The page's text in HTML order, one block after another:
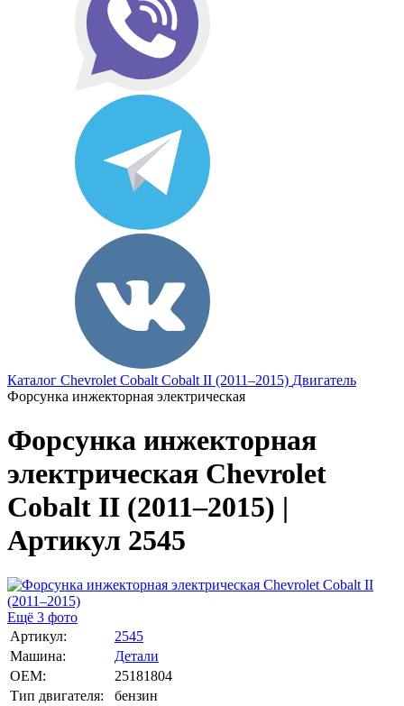
Каталог Chevrolet Cobalt Cobalt II (2011–2015) Двигатель
Форсунка инжекторная электрическая
Форсунка инжекторная
электрическая Chevrolet
Cobalt II (2011–2015) |
Артикул 2545
Ещё 3 фото
Артикул:
2545
Машина:
Детали
OEM:
25181804
Тип двигателя:
бензин